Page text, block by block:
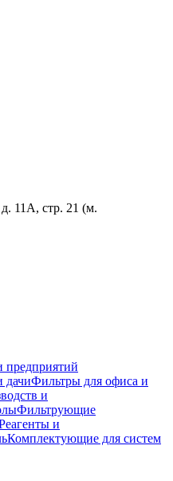
11А, стр. 21 (м.
предприятий
дачиФильтры для офиса и
и
Фильтрующие
и
Комплектующие для систем